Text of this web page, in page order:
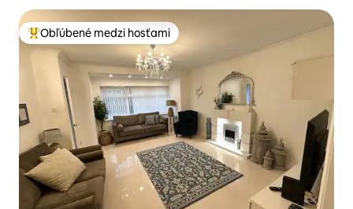
Najobľúbenejšie medzi hosťami
Obľúbené medzi hosťami